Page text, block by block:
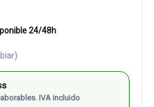
24/48h
IVA incluido